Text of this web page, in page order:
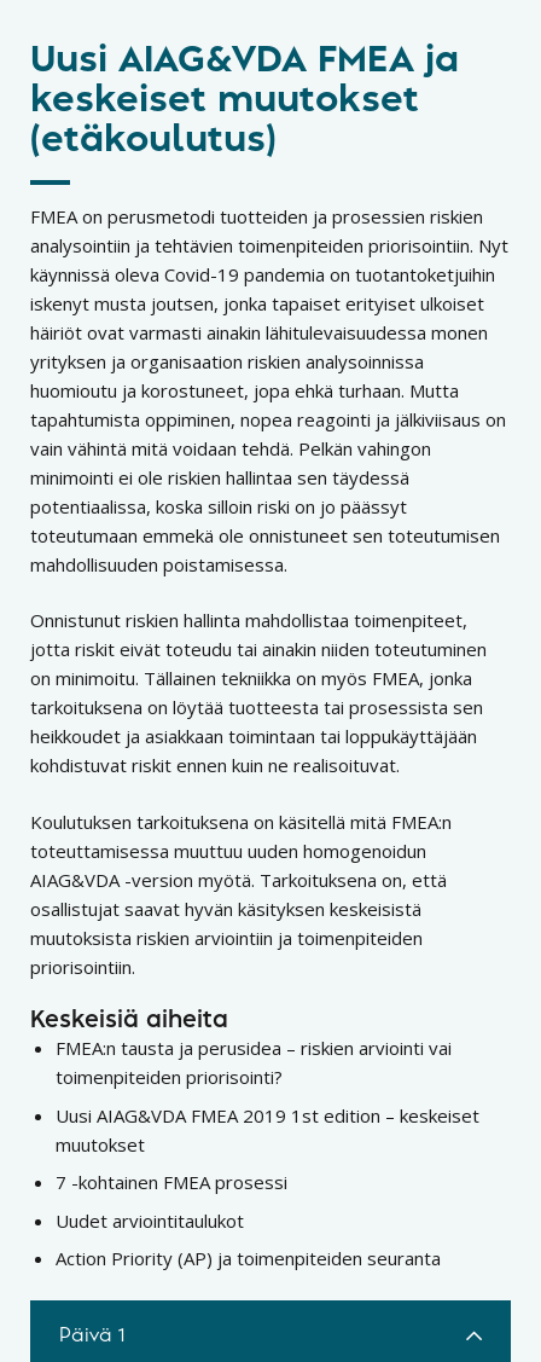
Uusi AIAG&VDA FMEA ja
keskeiset muutokset
(etäkoulutus)
FMEA on perusmetodi tuotteiden ja prosessien riskien
analysointiin ja tehtävien toimenpiteiden priorisointiin. Nyt
käynnissä oleva Covid-19 pandemia on tuotantoketjuihin
iskenyt musta joutsen, jonka tapaiset erityiset ulkoiset
häiriöt ovat varmasti ainakin lähitulevaisuudessa monen
yrityksen ja organisaation riskien analysoinnissa
huomioutu ja korostuneet, jopa ehkä turhaan. Mutta
tapahtumista oppiminen, nopea reagointi ja jälkiviisaus on
vain vähintä mitä voidaan tehdä. Pelkän vahingon
minimointi ei ole riskien hallintaa sen täydessä
potentiaalissa, koska silloin riski on jo päässyt
toteutumaan emmekä ole onnistuneet sen toteutumisen
mahdollisuuden poistamisessa.
Onnistunut riskien hallinta mahdollistaa toimenpiteet,
jotta riskit eivät toteudu tai ainakin niiden toteutuminen
on minimoitu. Tällainen tekniikka on myös FMEA, jonka
tarkoituksena on löytää tuotteesta tai prosessista sen
heikkoudet ja asiakkaan toimintaan tai loppukäyttäjään
kohdistuvat riskit ennen kuin ne realisoituvat.
Koulutuksen tarkoituksena on käsitellä mitä FMEA:n
toteuttamisessa muuttuu uuden homogenoidun
AIAG&VDA -version myötä. Tarkoituksena on, että
osallistujat saavat hyvän käsityksen keskeisistä
muutoksista riskien arviointiin ja toimenpiteiden
priorisointiin.
Keskeisiä aiheita
FMEA:n tausta ja perusidea – riskien arviointi vai
toimenpiteiden priorisointi?
Uusi AIAG&VDA FMEA 2019 1st edition – keskeiset
muutokset
7 -kohtainen FMEA prosessi
Uudet arviointitaulukot
Action Priority (AP) ja toimenpiteiden seuranta
Päivä 1